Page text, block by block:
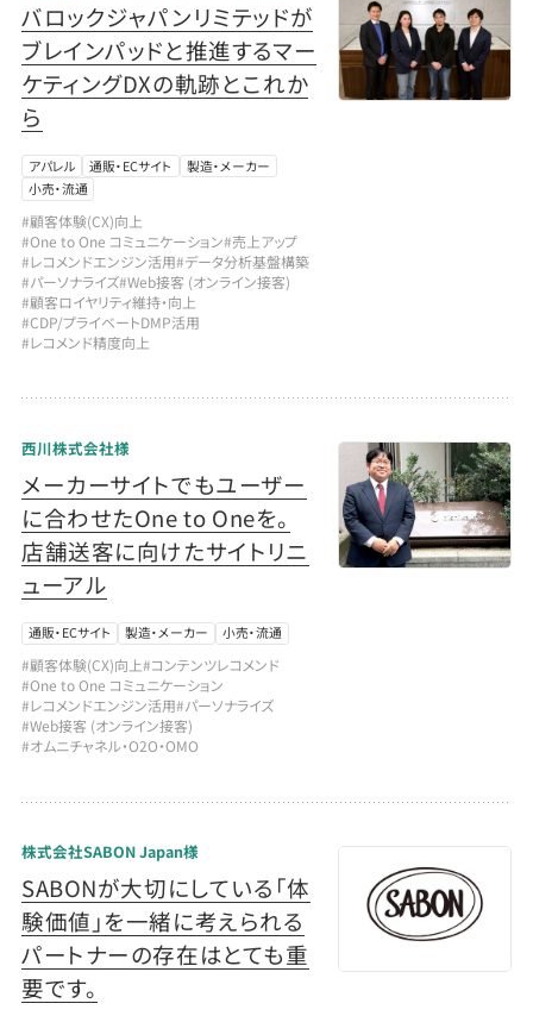
バロックジャパンリミテッドが
ブレインパッドと推進するマー
ケティングDXの軌跡とこれか
ら
アパレル 通販・ECサイト
製造・メーカー
小売・流通
#顧客体験(CX)向上
#One to One コミュニケーション#売上アップ
#レコメンドエンジン活用#データ分析基盤構築
#パーソナライズ#Web接客 (オンライン接客)
#顧客ロイヤリティ維持・向上
#CDP/プライベートDMP活用
#レコメンド精度向上
西川株式会社様
メーカーサイトでもユーザー
に合わせたOne to Oneを。
店舗送客に向けたサイトリニ
ューアル
通販・ECサイト 製造・メーカー 小売・流通
#顧客体験(CX)向上#コンテンツレコメンド
#One to One コミュニケーション
#レコメンドエンジン活用#パーソナライズ
#Web接客 (オンライン接客)
#オムニチャネル・O2O・OMO
株式会社SABON Japan様
SABONが大切にしている「体
験価値」を一緒に考えられる
パートナーの存在はとても重
要です。